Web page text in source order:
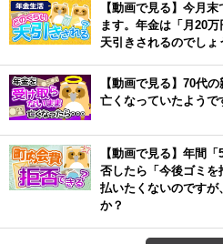
【動画で見る】今月
ます。年金は「月20
天引きされるのでしょ
【動画で見る】70代
亡くなっていたよう
【動画で見る】年間
否したら「今後ゴミを
払いたくないのですが
か？